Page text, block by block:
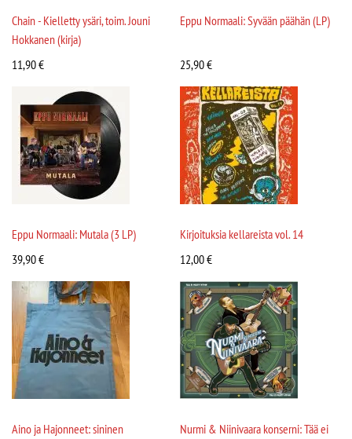
Chain - Kielletty ysäri, toim. Jouni
Hokkanen (kirja)
11,90€
Eppu Normaali: Syvään päähän (LP)
25,90€
Eppu Normaali: Mutala (3 LP)
39,90€
Kirjoituksia kellareista vol. 14
12,00€
Aino ja Hajonneet: sininen
Nurmi & Niinivaara konserni: Tää ei